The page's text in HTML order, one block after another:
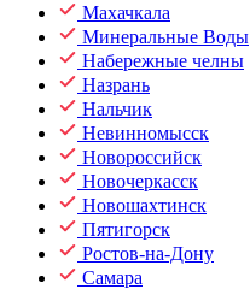
Махачкала
Минеральные Воды
Набережные челны
Назрань
Нальчик
Невинномысск
Новороссийск
Новочеркасск
Новошахтинск
Пятигорск
Ростов-на-Дону
Самара